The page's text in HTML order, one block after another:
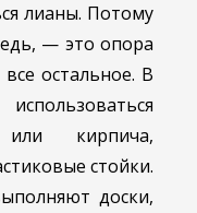
лианы. Потому
— это опора
остальное. В
кирпича,
стойки.
доски,